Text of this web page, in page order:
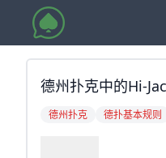
德州扑克中的Hi-
德州扑克 德扑基本规则